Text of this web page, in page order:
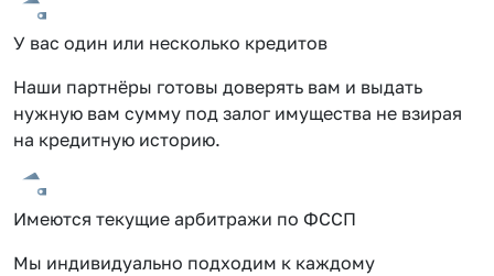
У вас один или несколько кредитов
Наши партнёры готовы доверять вам и выдать
нужную вам сумму под залог имущества не взирая
на кредитную историю.
Имеются текущие арбитражи по ФССП
Мы индивидуально подходим к каждому